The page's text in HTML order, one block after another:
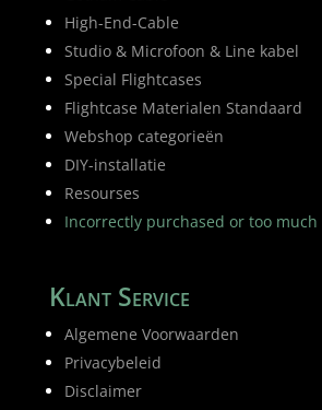
High-End-Cable
Studio & Microfoon & Line kabel
Special Flightcases
Flightcase Materialen Standaard
Webshop categorieën
DIY-installatie
Resourses
Incorrectly purchased or too much
Klant Service
Algemene Voorwaarden
Privacybeleid
Disclaimer